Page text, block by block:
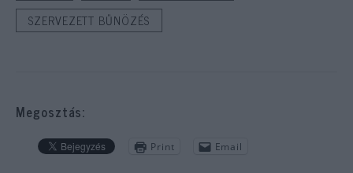
SZERVEZETT BŰNÖZÉS
Megosztás:
Print Email